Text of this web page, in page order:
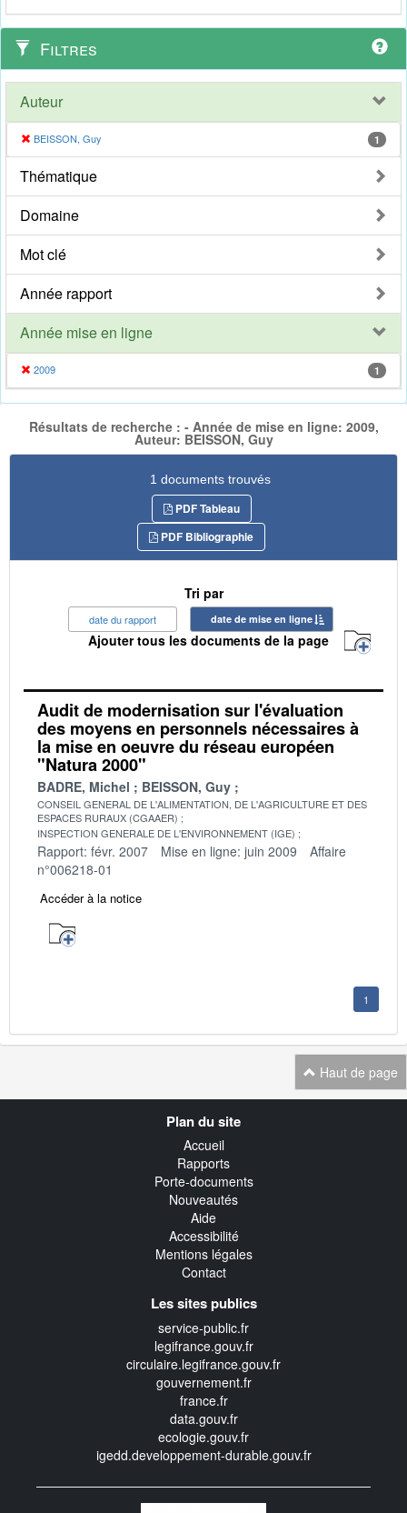
Filtres
Auteur
BEISSON, Guy 1
Thématique
Domaine
Mot clé
Année rapport
Année mise en ligne
2009 1
Résultats de recherche : - Année de mise en ligne: 2009,
Auteur: BEISSON, Guy
1 documents trouvés
PDF Tableau
PDF Bibliographie
Tri par
date du rapport date de mise en ligne
Ajouter tous les documents de la page
Audit de modernisation sur l'évaluation
des moyens en personnels nécessaires à
la mise en oeuvre du réseau européen
"Natura 2000"
BADRE, Michel BEISSON, Guy
CONSEIL GENERAL DE L'ALIMENTATION, DE L'AGRICULTURE ET DES
ESPACES RURAUX (CGAAER)
INSPECTION GENERALE DE L'ENVIRONNEMENT (IGE)
Rapport: févr. 2007 Mise en ligne: juin 2009
Affaire
n°006218-01
Accéder à la notice
1
Haut de page
Plan du site
Accueil
Rapports
Porte-documents
Nouveautés
Aide
Accessibilité
Mentions légales
Contact
Les sites publics
service-public.fr
legifrance.gouv.fr
circulaire.legifrance.gouv.fr
gouvernement.fr
france.fr
data.gouv.fr
ecologie.gouv.fr
igedd.developpement-durable.gouv.fr